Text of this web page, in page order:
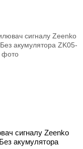
сигналу Zeenko
акумулятора